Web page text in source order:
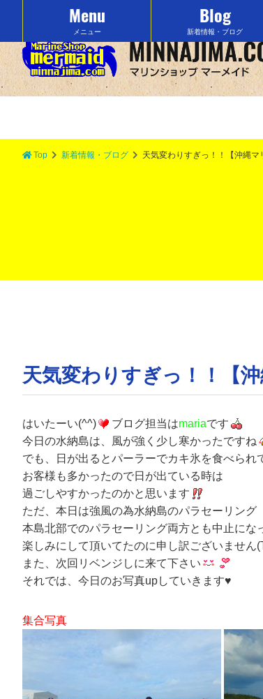
沖縄の水納島でマリンスポーツをするなら「マーメイド」で決
Menu
メニュー
Blog
新着情報・ブログ
Top 新着情報・ブログ 天気変わりすぎっ！！【沖縄
天気変わりすぎっ！！【
はいたーい(^^) ブログ担当はmariaです
今日の水納島は、風が強く少し寒かったですね
でも、日が出るとパーラーでカキ氷を食べられ
お客様も多かったので日が出ている時は
過ごしやすかったのかと思います
ただ、本日は強風の為水納島のパラセーリング
本島北部でのパラセーリング両方とも中止にな
楽しみにして頂いてたのに申し訳ございません
また、次回リベンジしに来て下さい
それでは、今日のお写真upしていきます♥
集合写真